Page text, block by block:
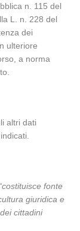
n. 115 del
L. n. 228 del
dei
ulteriore
a norma
altri dati
“costituisce fonte
giuridica e
cittadini